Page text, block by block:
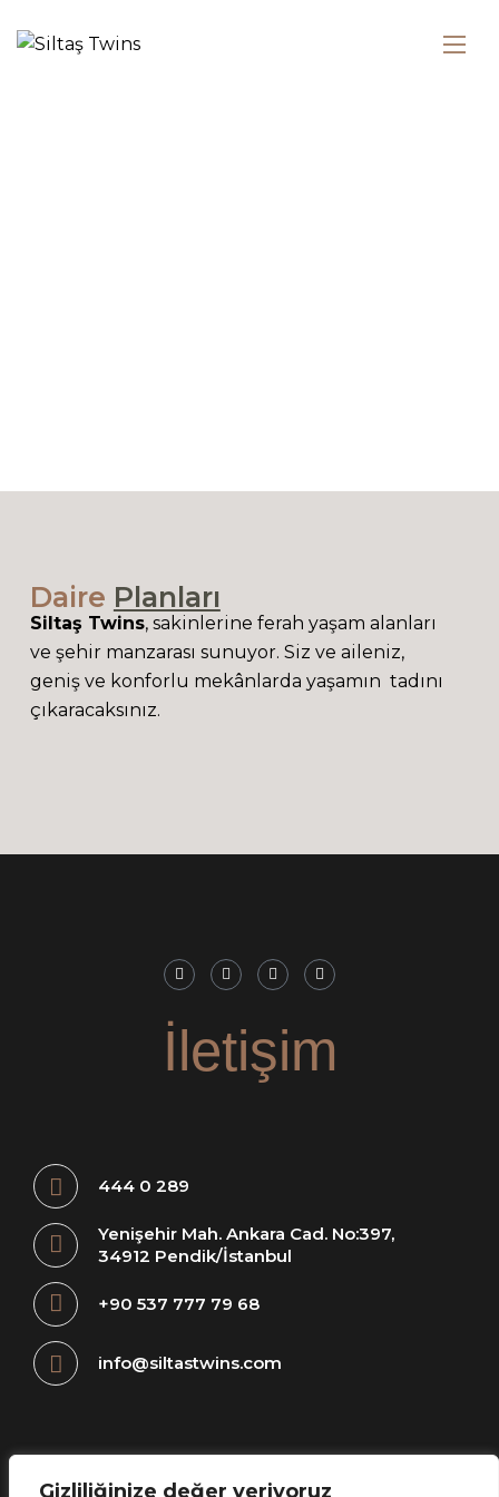
Gizliliğinize değer veriyoruz
Daire Planları
Siltaş Twins, sakinlerine ferah yaşam alanları
ve şehir manzarası sunuyor. Siz ve aileniz,
geniş ve konforlu mekânlarda yaşamın tadını
çıkaracaksınız.
İletişim
444 0 289
Yenişehir Mah. Ankara Cad. No:397,
34912 Pendik/İstanbul
+90 537 777 79 68
info@siltastwins.com